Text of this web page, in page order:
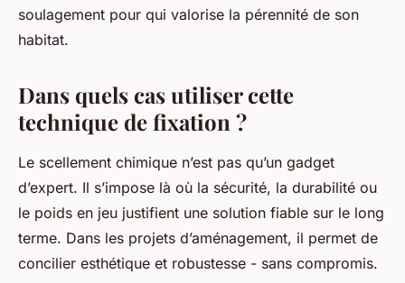
soulagement pour qui valorise la pérennité de son
habitat.
Dans quels cas utiliser cette
technique de fixation ?
Le scellement chimique n’est pas qu’un gadget
d’expert. Il s’impose là où la sécurité, la durabilité ou
le poids en jeu justifient une solution fiable sur le long
terme. Dans les projets d’aménagement, il permet de
concilier esthétique et robustesse - sans compromis.